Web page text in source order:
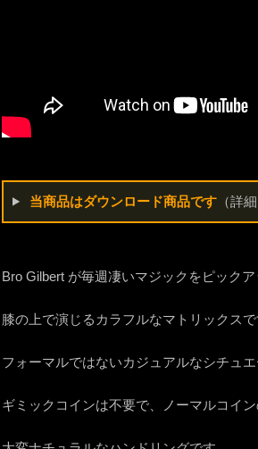
当商品はダウンロード商品です （詳
Bro Gilbert が毎週凄いマジックをピック
膝の上で演じるカラフルなマトリックスで
フォーマルではないカジュアルなシチュ
ギミックコインは不要で、ノーマルコイ